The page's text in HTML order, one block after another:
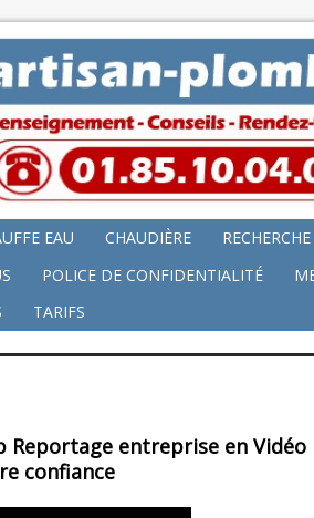
EAU CHAUDIÈRE
POLICE DE CONFIDENTIALITÉ
TARIFS
entreprise en Vidéo
confiance